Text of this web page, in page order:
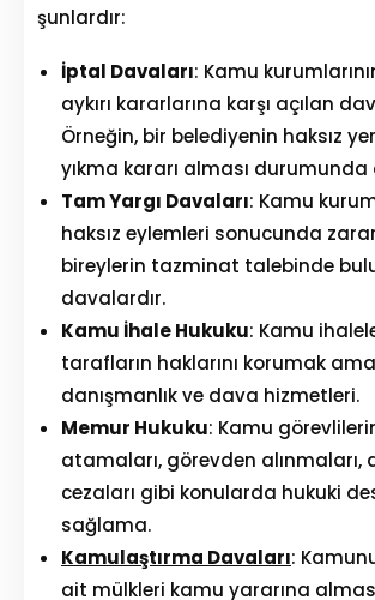
şunlardır:
İptal Davaları: Kamu
aykırı kararlarına karşı açılan
Örneğin, bir belediyenin haksız
yıkma kararı alması durumunda
Tam Yargı Davaları: Kamu
haksız eylemleri sonucunda
bireylerin tazminat talebinde
davalardır.
Kamu İhale Hukuku: Kamu
tarafların haklarını korumak
danışmanlık ve dava hizmetleri.
Memur Hukuku: Kamu
atamaları, görevden alınmaları,
cezaları gibi konularda hukuki
sağlama.
Kamulaştırma Davaları:
ait mülkleri kamu yararına